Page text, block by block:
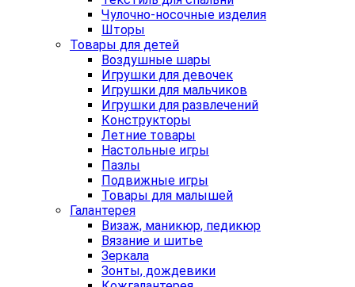
Чулочно-носочные изделия
Шторы
Товары для детей
Воздушные шары
Игрушки для девочек
Игрушки для мальчиков
Игрушки для развлечений
Конструкторы
Летние товары
Настольные игры
Пазлы
Подвижные игры
Товары для малышей
Галантерея
Визаж, маникюр, педикюр
Вязание и шитье
Зеркала
Зонты, дождевики